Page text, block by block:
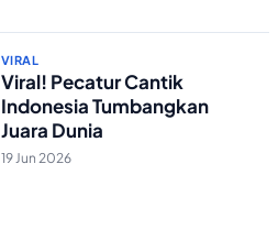
VIRAL
Viral! Pecatur Cantik
Indonesia Tumbangkan
Juara Dunia
19 Jun 2026